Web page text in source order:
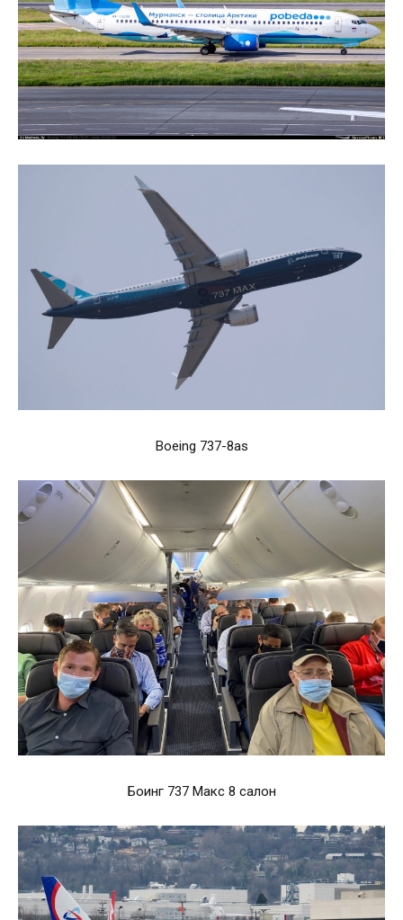
Boeing 737-8as
Боинг 737 Макс 8 салон